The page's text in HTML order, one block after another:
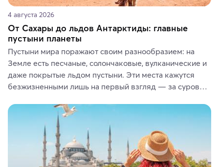
4 августа 2026
От Сахары до льдов Антарктиды: главные
пустыни планеты
Пустыни мира поражают своим разнообразием: на
Земле есть песчаные, солончаковые, вулканические и
даже покрытые льдом пустыни. Эти места кажутся
безжизненными лишь на первый взгляд — за суровой
животные и маршруты, которые дарят одни из самых
ярких впечатлений от путешествий.